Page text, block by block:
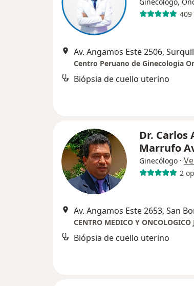
Av. Angamos Este 2506,
Centro Peruano de Ginecologia
Biópsia de cuello uterino
Dr. Carlos
Marrufo
Ginecólogo ·
2
Av. Angamos Este 2653, San
CENTRO MEDICO Y
Biópsia de cuello uterino